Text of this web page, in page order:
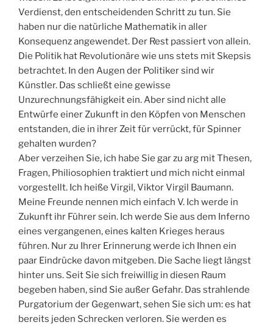
Verdienst, den entscheidenden Schritt zu tun. Sie
haben nur die natürliche Mathematik in aller
Konsequenz angewendet. Der Rest passiert von allein.
Die Politik hat Revolutionäre wie uns stets mit Skepsis
betrachtet. In den Augen der Politiker sind wir
Künstler. Das schließt eine gewisse
Unzurechnungsfähigkeit ein. Aber sind nicht alle
Entwürfe einer Zukunft in den Köpfen von Menschen
entstanden, die in ihrer Zeit für verrückt, für Spinner
gehalten wurden?
Aber verzeihen Sie, ich habe Sie gar zu arg mit Thesen,
Fragen, Philiosophien traktiert und mich nicht einmal
vorgestellt. Ich heiße Virgil, Viktor Virgil Baumann.
Meine Freunde nennen mich einfach V. Ich werde in
Zukunft ihr Führer sein. Ich werde Sie aus dem Inferno
eines vergangenen, eines kalten Krieges heraus
führen. Nur zu Ihrer Erinnerung werde ich Ihnen ein
paar Eindrücke davon mitgeben. Die Sache liegt längst
hinter uns. Seit Sie sich freiwillig in diesen Raum
begeben haben, sind Sie außer Gefahr. Das strahlende
Purgatorium der Gegenwart, sehen Sie sich um: es hat
bereits jeden Schrecken verloren. Sie werden es